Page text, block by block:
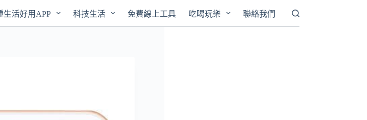
生活好用APP 科技生活 免費線上工具 吃喝玩樂 聯絡我們